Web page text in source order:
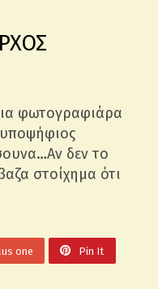
φωτογραφιάρα
δεν το
στοίχημα ότι
one Pin It